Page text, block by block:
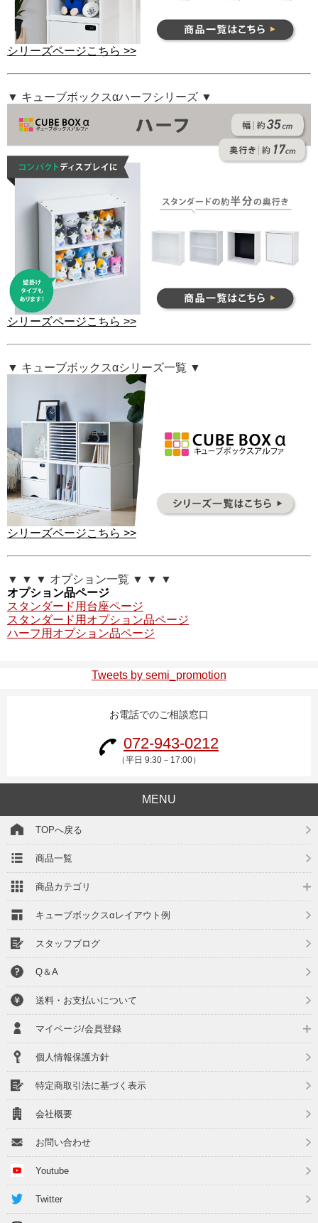
シリーズページこちら >>
▼ キューブボックスαハーフシリーズ ▼
シリーズページこちら >>
▼ キューブボックスαシリーズ一覧 ▼
シリーズページこちら >>
▼ ▼ ▼ オプション一覧 ▼ ▼ ▼
オプション品ページ
スタンダード用台座ページ
スタンダード用オプション品ページ
ハーフ用オプション品ページ
Tweets by semi_promotion
お電話でのご相談窓口
072-943-0212
（平日 9:30－17:00）
MENU
TOPへ戻る
商品一覧
商品カテゴリ
キューブボックスαレイアウト例
スタッフブログ
Q＆A
送料・お支払いについて
マイページ/会員登録
個人情報保護方針
特定商取引法に基づく表示
会社概要
お問い合わせ
Youtube
Twitter